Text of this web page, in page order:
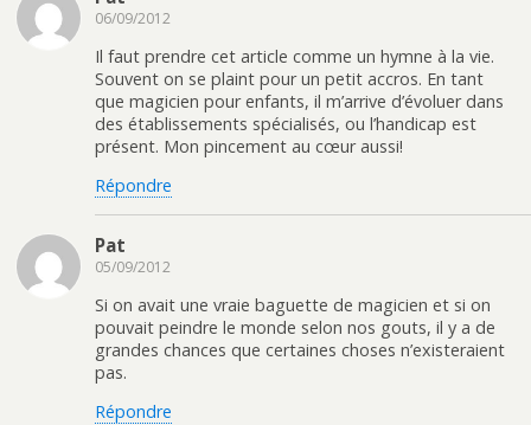
06/09/2012
Il faut prendre cet article comme un hymne à la vie.
Souvent on se plaint pour un petit accros. En tant
que magicien pour enfants, il m’arrive d’évoluer dans
des établissements spécialisés, ou l’handicap est
présent. Mon pincement au cœur aussi!
Répondre
Pat
05/09/2012
Si on avait une vraie baguette de magicien et si on
pouvait peindre le monde selon nos gouts, il y a de
grandes chances que certaines choses n’existeraient
pas.
Répondre